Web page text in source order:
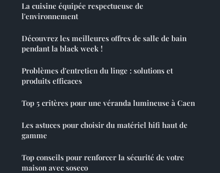
La cuisine équipée respectueuse de
l'environnement
Découvrez les meilleures offres de salle de bain
pendant la black week !
Problèmes d'entretien du linge : solutions et
produits efficaces
Top 5 critères pour une véranda lumineuse à Caen
Les astuces pour choisir du matériel hifi haut de
gamme
Top conseils pour renforcer la sécurité de votre
maison avec soseco